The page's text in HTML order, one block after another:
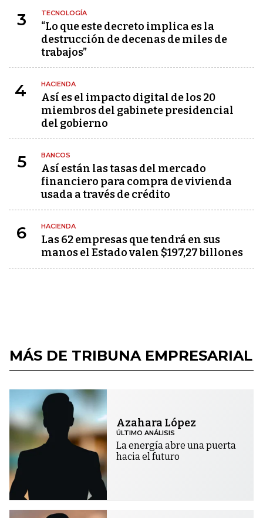
3 TECNOLOGÍA
“Lo que este decreto implica es la
destrucción de decenas de miles de
trabajos”
4 HACIENDA
Así es el impacto digital de los 20
miembros del gabinete presidencial
del gobierno
5 BANCOS
Así están las tasas del mercado
financiero para compra de vivienda
usada a través de crédito
6 HACIENDA
Las 62 empresas que tendrá en sus
manos el Estado valen $197,27 billones
MÁS DE TRIBUNA EMPRESARIAL
Azahara López
ÚLTIMO ANÁLISIS
La energía abre una puerta
hacia el futuro